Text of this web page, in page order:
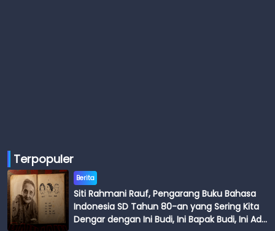
Terpopuler
Berita
Siti Rahmani Rauf, Pengarang Buku Bahasa
Indonesia SD Tahun 80-an yang Sering Kita
Dengar dengan Ini Budi, Ini Bapak Budi, Ini Adik